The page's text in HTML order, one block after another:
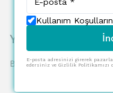
Yorumlar
Bu ürün için henüz yorum
Kullanım
E-posta adresinizi girerek
edersiniz ve Gizlilik Politikamızı